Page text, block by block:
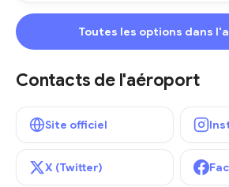
Toutes les options dans
Contacts de l'aéroport
Site officiel
X (Twitter)